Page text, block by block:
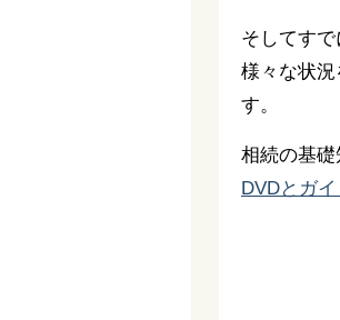
そしてす
様々な状
す。
相続の基礎
DVDとガ